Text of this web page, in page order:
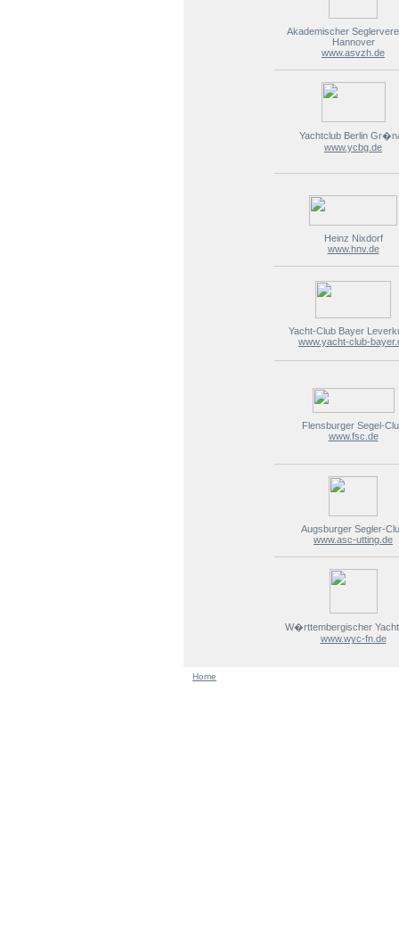
Akademischer
Hannover
www.asvzh.de
Yachtclub Berlin
www.ycbg.de
Heinz Nixdorf
www.hnv.de
Yacht-Club Bayer
www.yacht-club-
Flensburger Segel-
www.fsc.de
Augsburger Segler-
www.asc-utting.de
W�rttembergischer
www.wyc-fn.de
Home